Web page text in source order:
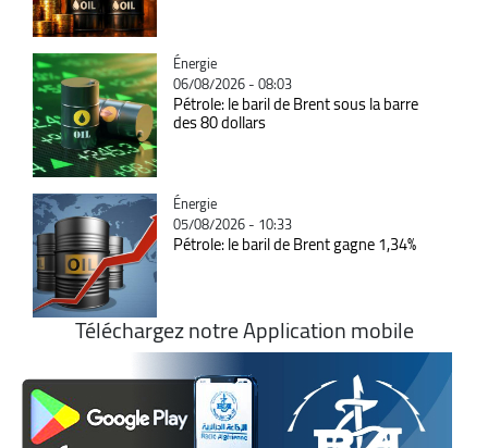
Catégorie
Énergie
06/08/2026 - 08:03
Pétrole: le baril de Brent sous la barre
des 80 dollars
Catégorie
Énergie
05/08/2026 - 10:33
Pétrole: le baril de Brent gagne 1,34%
Téléchargez notre Application mobile